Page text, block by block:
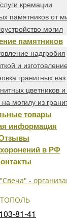
кремации
памятников от
могил
памятников
надгробия
и
гранитных ваз
цветников
могилу из
товары
информация
в РФ
81-41